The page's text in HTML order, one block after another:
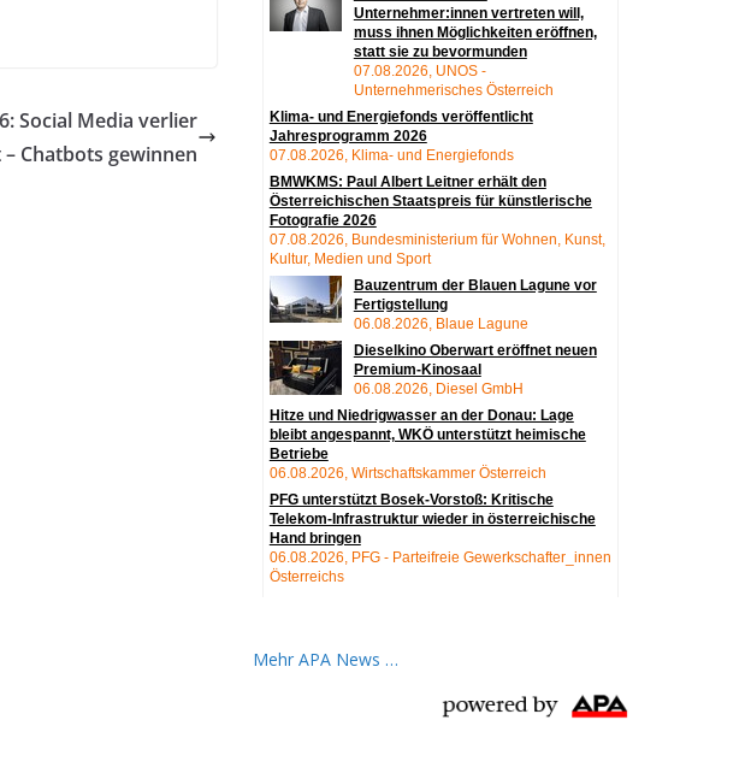
Social Media verlier
– Chatbots gewinnen
Mehr APA News …